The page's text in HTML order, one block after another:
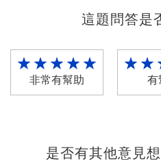
這題問答是
非常有幫助 有
是否有其他意見